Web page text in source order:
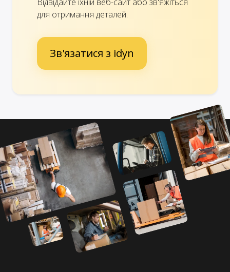
для отримання деталей.
Зв'язатися з idyn